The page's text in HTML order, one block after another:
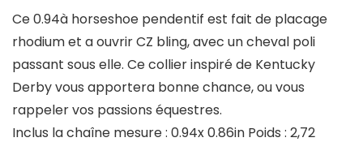
Ce 0.94à horseshoe pendentif est fait de placage
rhodium et a ouvrir CZ bling, avec un cheval poli
passant sous elle. Ce collier inspiré de Kentucky
Derby vous apportera bonne chance, ou vous
rappeler vos passions équestres.
Inclus la chaîne mesure : 0.94x 0.86in Poids : 2,72